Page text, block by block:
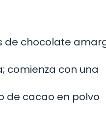
de chocolate
comienza con una
de cacao en polvo